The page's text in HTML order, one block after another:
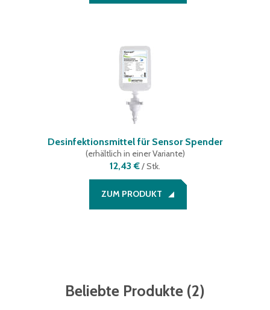
Desinfektionsmittel für Sensor Spender
(erhältlich in einer Variante)
12,43 €/Stk.
ZUM PRODUKT
Beliebte Produkte (2)